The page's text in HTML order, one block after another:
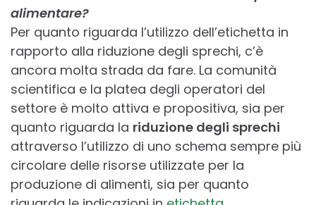
alimentare?
Per quanto riguarda l’utilizzo dell’etichetta in
rapporto alla riduzione degli sprechi, c’è
ancora molta strada da fare. La comunità
scientifica e la platea degli operatori del
settore è molto attiva e propositiva, sia per
quanto riguarda la riduzione degli sprechi
attraverso l’utilizzo di uno schema sempre più
circolare delle risorse utilizzate per la
produzione di alimenti, sia per quanto